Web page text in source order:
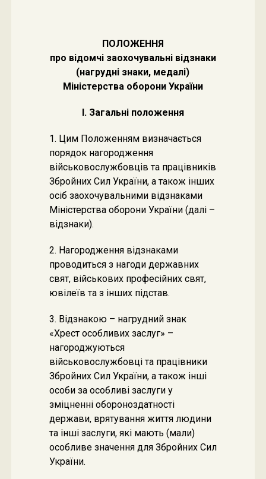
ПОЛОЖЕННЯ
про відомчі заохочувальні відзнаки
(нагрудні знаки, медалі)
Міністерства оборони України
I. Загальні положення
1. Цим Положенням визначається
порядок нагородження
військовослужбовців та працівників
Збройних Сил України, а також інших
осіб заохочувальними відзнаками
Міністерства оборони України (далі –
відзнаки).
2. Нагородження відзнаками
проводиться з нагоди державних
свят, військових професійних свят,
ювілеїв та з інших підстав.
3. Відзнакою – нагрудний знак
«Хрест особливих заслуг» –
нагороджуються
військовослужбовці та працівники
Збройних Сил України, а також інші
особи за особливі заслуги у
зміцненні обороноздатності
держави, врятування життя людини
та інші заслуги, які мають (мали)
особливе значення для Збройних Сил
України.